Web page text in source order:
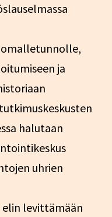
ja
halutaan
uhrien
elin levittämään